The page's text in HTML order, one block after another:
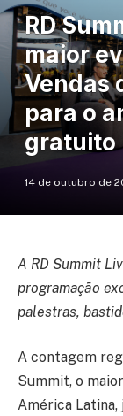
RD
maior
Vendas
para o
gratuito
14 de outubro de
A RD Summit
programação
palestras,
A contagem
Summit, o
América Latina,